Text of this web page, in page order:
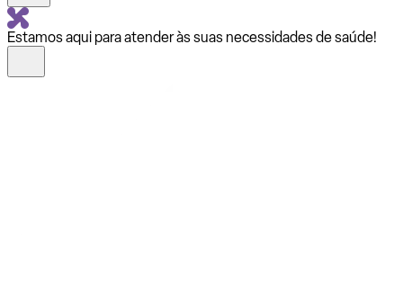
Estamos aqui para atender às suas necessidades de saúde!